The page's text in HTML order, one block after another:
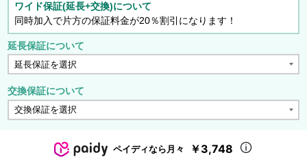
ワイド保証(延長+交換)について
同時加入で片方の保証料金が20％割引になります！
延長保証について
交換保証について
ペイディなら月々 ￥3,748